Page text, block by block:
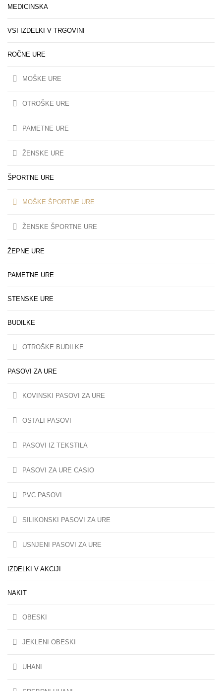
MEDICINSKA
VSI IZDELKI V TRGOVINI
ROČNE URE
MOŠKE URE
OTROŠKE URE
PAMETNE URE
ŽENSKE URE
ŠPORTNE URE
MOŠKE ŠPORTNE URE
ŽENSKE ŠPORTNE URE
ŽEPNE URE
PAMETNE URE
STENSKE URE
BUDILKE
OTROŠKE BUDILKE
PASOVI ZA URE
KOVINSKI PASOVI ZA URE
OSTALI PASOVI
PASOVI IZ TEKSTILA
PASOVI ZA URE CASIO
PVC PASOVI
SILIKONSKI PASOVI ZA URE
USNJENI PASOVI ZA URE
IZDELKI V AKCIJI
NAKIT
OBESKI
JEKLENI OBESKI
UHANI